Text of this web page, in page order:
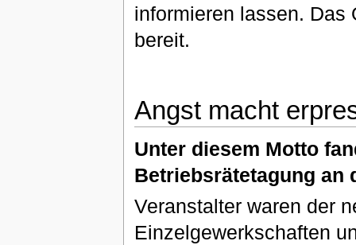
informieren lassen. Das
bereit.
Angst macht
Unter diesem Motto
Betriebsrätetagung an
Veranstalter waren der
Einzelgewerkschaften